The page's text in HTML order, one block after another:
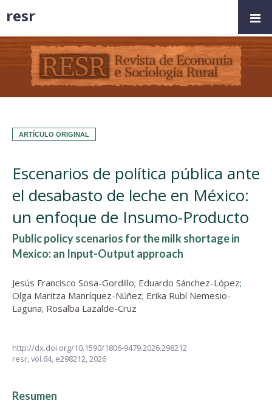
ARTÍCULO ORIGINAL
Escenarios de política pública ante
el desabasto de leche en México:
un enfoque de Insumo-Producto
Public policy scenarios for the milk shortage in
Mexico: an Input-Output approach
Jesús Francisco Sosa-Gordillo; Eduardo Sánchez-López;
Olga Maritza Manríquez-Núñez; Erika Rubí Nemesio-
Laguna; Rosalba Lazalde-Cruz
http://dx.doi.org/10.1590/1806-9479.2026.298212
resr,vol.64, e298212, 2026
Resumen
resr